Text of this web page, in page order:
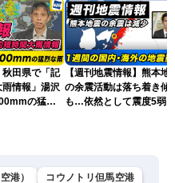
秋田県で「記
情報」湯沢
の猛烈
【週刊地震情報】熊本地
の余震活動は落ち着き傾
も…依然として震度5弱警
港）
コウノトリ但馬空港